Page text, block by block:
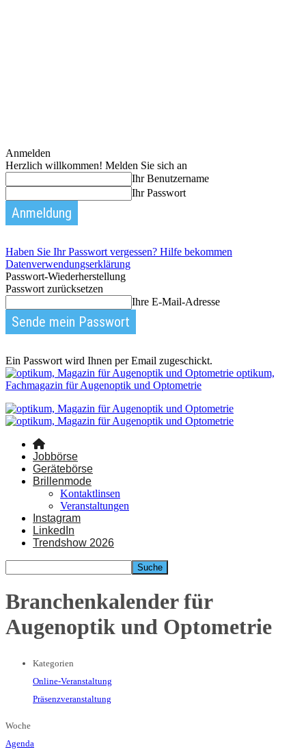
Anmelden
Herzlich willkommen! Melden Sie sich an
Ihr Benutzername
Ihr Passwort
Haben Sie Ihr Passwort vergessen? Hilfe bekommen
Datenverwendungserklärung
Passwort-Wiederherstellung
Passwort zurücksetzen
Ihre E-Mail-Adresse
Ein Passwort wird Ihnen per Email zugeschickt.
optikum,
Fachmagazin für Augenoptik und Optometrie
Jobbörse
Gerätebörse
Brillenmode
Kontaktlinsen
Veranstaltungen
Instagram
LinkedIn
Trendshow 2026
Branchenkalender für
Augenoptik und Optometrie
Kategorien
Online-Veranstaltung
Präsenzveranstaltung
Woche
Agenda